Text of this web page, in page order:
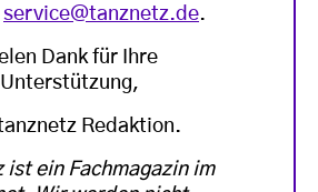
service@tanznetz.de.
Dank für Ihre
Unterstützung,
tanznetz Redaktion.
ist ein Fachmagazin im